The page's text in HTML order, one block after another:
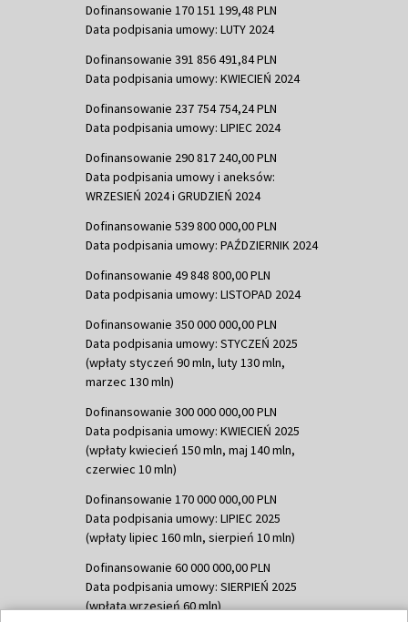
Dofinansowanie 170 151 199,48 PLN
Data podpisania umowy: LUTY 2024
Dofinansowanie 391 856 491,84 PLN
Data podpisania umowy: KWIECIEŃ 2024
Dofinansowanie 237 754 754,24 PLN
Data podpisania umowy: LIPIEC 2024
Dofinansowanie 290 817 240,00 PLN
Data podpisania umowy i aneksów:
WRZESIEŃ 2024 i GRUDZIEŃ 2024
Dofinansowanie 539 800 000,00 PLN
Data podpisania umowy: PAŹDZIERNIK 2024
Dofinansowanie 49 848 800,00 PLN
Data podpisania umowy: LISTOPAD 2024
Dofinansowanie 350 000 000,00 PLN
Data podpisania umowy: STYCZEŃ 2025
(wpłaty styczeń 90 mln, luty 130 mln,
marzec 130 mln)
Dofinansowanie 300 000 000,00 PLN
Data podpisania umowy: KWIECIEŃ 2025
(wpłaty kwiecień 150 mln, maj 140 mln,
czerwiec 10 mln)
Dofinansowanie 170 000 000,00 PLN
Data podpisania umowy: LIPIEC 2025
(wpłaty lipiec 160 mln, sierpień 10 mln)
Dofinansowanie 60 000 000,00 PLN
Data podpisania umowy: SIERPIEŃ 2025
(wpłata wrzesień 60 mln)